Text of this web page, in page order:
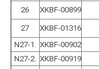
26
XKBF-00899
27
XKBF-01316
N27-1.
XKBF-00902
N27-2. XKBF-00919